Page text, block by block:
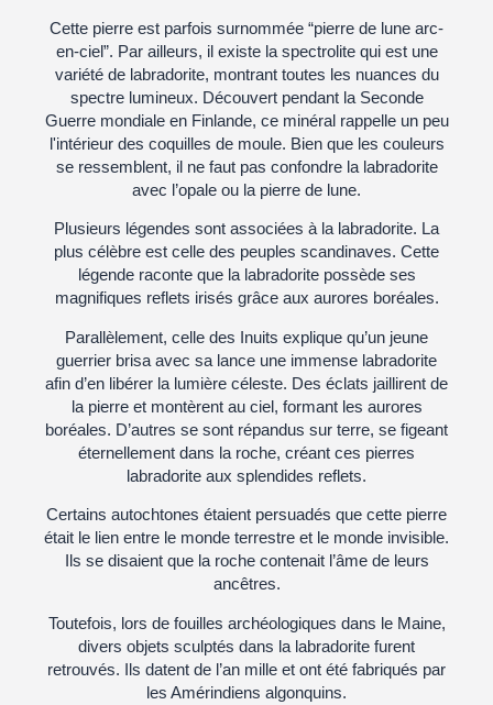
Cette pierre est parfois surnommée “pierre de lune arc-
en-ciel”. Par ailleurs, il existe la spectrolite qui est une
variété de labradorite, montrant toutes les nuances du
spectre lumineux. Découvert pendant la Seconde
Guerre mondiale en Finlande, ce minéral rappelle un peu
l'intérieur des coquilles de moule. Bien que les couleurs
se ressemblent, il ne faut pas confondre la labradorite
avec l’opale ou la pierre de lune.
Plusieurs légendes sont associées à la labradorite. La
plus célèbre est celle des peuples scandinaves. Cette
légende raconte que la labradorite possède ses
magnifiques reflets irisés grâce aux aurores boréales.
Parallèlement, celle des Inuits explique qu’un jeune
guerrier brisa avec sa lance une immense labradorite
afin d’en libérer la lumière céleste. Des éclats jaillirent de
la pierre et montèrent au ciel, formant les aurores
boréales. D’autres se sont répandus sur terre, se figeant
éternellement dans la roche, créant ces pierres
labradorite aux splendides reflets.
Certains autochtones étaient persuadés que cette pierre
était le lien entre le monde terrestre et le monde invisible.
Ils se disaient que la roche contenait l’âme de leurs
ancêtres.
Toutefois, lors de fouilles archéologiques dans le Maine,
divers objets sculptés dans la labradorite furent
retrouvés. Ils datent de l’an mille et ont été fabriqués par
les Amérindiens algonquins.